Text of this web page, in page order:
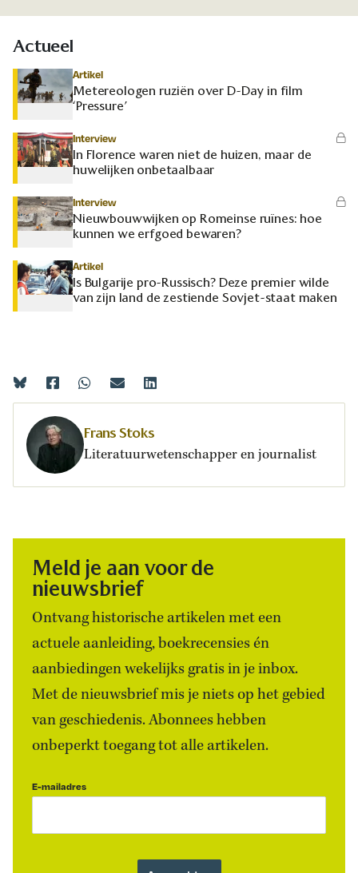
Actueel
Artikel
Metereologen ruziën over D-Day in film
‘Pressure’
Interview
In Florence waren niet de huizen, maar de
huwelijken onbetaalbaar
Interview
Nieuwbouwwijken op Romeinse ruïnes: hoe
kunnen we erfgoed bewaren?
Artikel
Is Bulgarije pro-Russisch? Deze premier wilde
van zijn land de zestiende Sovjet-staat maken
Frans Stoks
Literatuurwetenschapper en journalist
Meld je aan voor de
nieuwsbrief
Ontvang historische artikelen met een
actuele aanleiding, boekrecensies én
aanbiedingen wekelijks gratis in je inbox.
Met de nieuwsbrief mis je niets op het gebied
van geschiedenis. Abonnees hebben
onbeperkt toegang tot alle artikelen.
E-mailadres